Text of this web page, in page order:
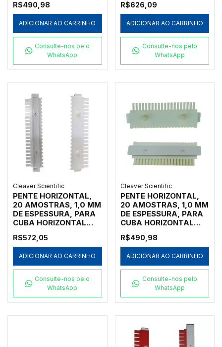
CLEAVER SCIENTIFIC
MODELOS MSMIDI7,
MSMIDI10 E
MSMIDIDUO - CÓDIGO
MS10-20-0.75
R$490,98
ADICIONAR AO CARRINHO
Consulte-nos pelo
WhatsApp
CLEAVER SCIENTIFIC
MODELOS MSMAXI10,
MSMAXI15,
MSMAXI20, MSMAXI25
E MSMAXIDUO -
CÓDIGO MS20-20MC-1
R$626,09
ADICIONAR AO CARRINHO
Consulte-nos pelo
WhatsApp
Cleaver Scientific
PENTE HORIZONTAL,
20 AMOSTRAS, 1,0 MM
DE ESPESSURA, PARA
CUBA HORIZONTAL
SCIENTIFIC MODELOS
MSCHOICE7,
MSCHOICE10,
MSCHOICE15,
MSCHOICETRIO,
MSCHOICETRIO15,
MSCHOICEST20 E
MSCHOICEST25 -
R$572,05
ADICIONAR AO CARRINHO
Consulte-nos pelo
WhatsApp
Cleaver Scientific
PENTE HORIZONTAL,
20 AMOSTRAS, 1,0 MM
DE ESPESSURA, PARA
CUBA HORIZONTAL
SCIENTIFIC MODELOS
MSMIDI7, MSMIDI10 E
MSMIDIDUO - CÓDIGO
MS10-20-1
R$490,98
ADICIONAR AO CARRINHO
Consulte-nos pelo
WhatsApp